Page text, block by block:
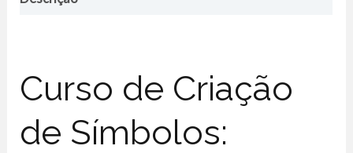
Curso de Criação
de Símbolos: